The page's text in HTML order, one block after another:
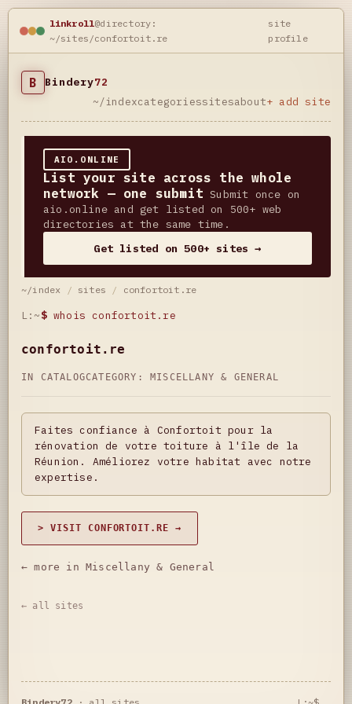
linkroll@directory:
~/sites/confortoit.re
site
profile
B Bindery72
~/indexcategoriessitesabout+ add site
AIO.ONLINE
List your site across the whole
network — one submit Submit once on
aio.online and get listed on 500+ web
directories at the same time.
Get listed on 500+ sites →
~/index / sites / confortoit.re
L:~$ whois confortoit.re
confortoit.re
IN CATALOGCATEGORY: MISCELLANY & GENERAL
Faites confiance à Confortoit pour la
rénovation de votre toiture à l'île de la
Réunion. Améliorez votre habitat avec notre
expertise.
> VISIT CONFORTOIT.RE →
← more in Miscellany & General
← all sites